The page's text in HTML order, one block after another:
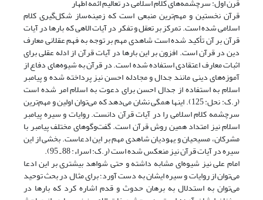
قرن اول: سرچشمه‌های کلام اسلامی در تعالیم ائمه اطهار
قرآن نخستین و مهم‌ترین منبعی است که زمینه‌ساز شکل‌گیری کلام
اسلامی شده است. تمرکز بر تعقل و تفکر در آیات الاهی که بارها در آیات
قرآن بر آن تأکید شده است شاهدی مهم بر توجه به فهم عقلانی معارف
دین در قرآن است. افزون بر این بارها در آیات قرآن از ادله عقلی برای
اثبات معارف اعتقادی استفاده شده است. در قرآن به شیوه‌های دفاع از
آموزه‌های دینی مانند جدال و مجادله احسن نیز پرداخته شده و پیامبر
اسلام به استفاده از جدال احسن برای دعوت به اسلام امر شده است
(ر.ک: نحل: 125). اینها همگی نشان می‌دهد که می‌توان اولین و مهم‌ترین
سرچشمه کلام اسلامی را در آیات قرآن دانست. روایات و سیره پیامبر
اسلام نیز امتداد همین روش قرآن است. گفت‌و‌گوهای مختلف پیامبر با
مشرکان، مسیحیان و یهودیان شاهدی مهم بر این ادعاست. بخشی از این
سیره در آیات قرآن نیز منعکس شده است (ر.ک: اسراء: 88 ـ 95).
امام علی نیز شیوه‌ای مشابه داشته و حتی شواهد بیشتری بر این ادعا
می‌توان از روایات و سیره ایشان به دست آورد؛ برای مثال در بحث توحید
می‌توان به استدلال به برهان حدوث و قدم اشاره کرد که بارها در